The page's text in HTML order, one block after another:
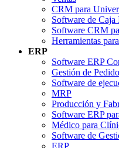
CRM para
Software de Caja
Software CRM
Herramientas
ERP
Software ERP
Gestión de
Software de
MRP
Producción y
Software ERP
Médico para
Software de